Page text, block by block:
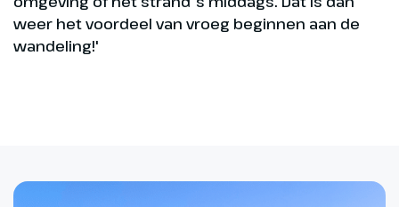
weer het voordeel van vroeg beginnen aan de
wandeling!'